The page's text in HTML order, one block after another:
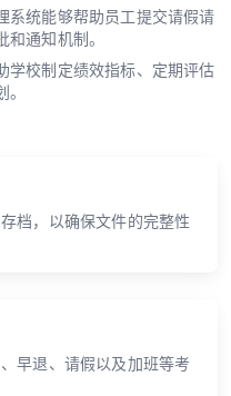
系统能够帮助员工提交请假请
通知机制。
学校制定绩效指标、定期评估
档，以确保文件的完整性
早退、请假以及加班等考